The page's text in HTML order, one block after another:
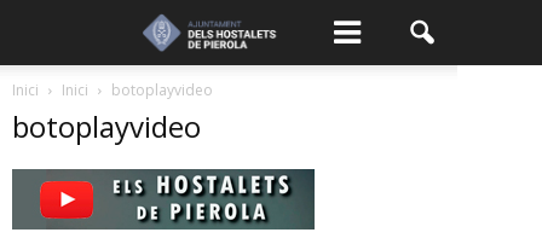
Inici Inici botoplayvideo
botoplayvideo